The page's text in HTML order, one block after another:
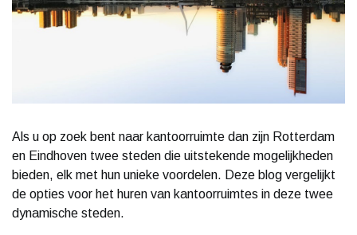
Als u op zoek bent naar kantoorruimte dan zijn Rotterdam
en Eindhoven twee steden die uitstekende mogelijkheden
bieden, elk met hun unieke voordelen. Deze blog vergelijkt
de opties voor het huren van kantoorruimtes in deze twee
dynamische steden.